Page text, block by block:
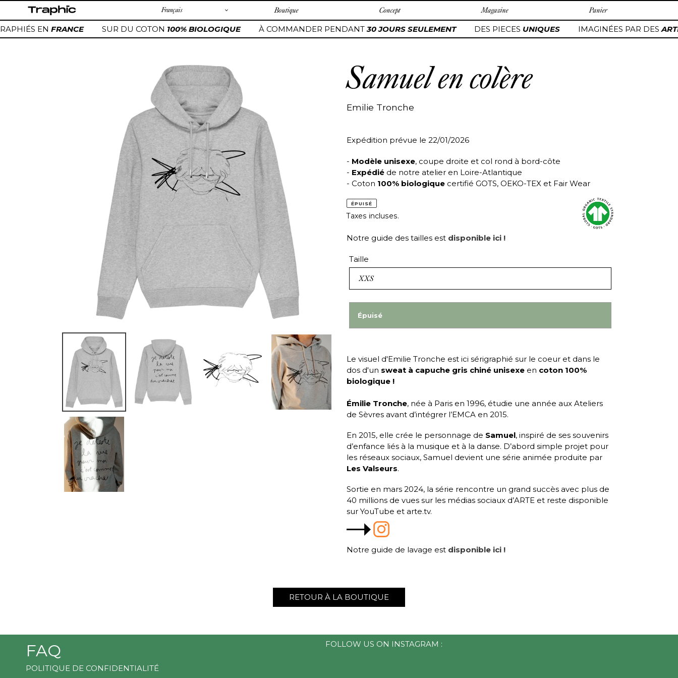
contenu
Boutique Concept Magazine Panier
ENFRANCE SUR DU COTON100% BIOLOGIQUE À COMMANDER PENDANT30 JOURS SEULEMENT DES PIECESUNIQUES IMAGINÉES PAR DES
Samuel en colère
Emilie Tronche
Expédition prévue le 22/01/2026
- Modèle unisexe, coupe droite et col rond à bord-côte
- Expédié de notre atelier en Loire-Atlantique
- Coton 100% biologique certifié GOTS, OEKO-TEX et Fair Wear
ÉPUISÉ
Taxes incluses.
Notre guide des tailles est disponible ici !
Taille
Épuisé
Le visuel d'Emilie Tronche est ici sérigraphié sur le coeur et dans le
dos d'un sweat à capuche gris chiné unisexe en coton 100%
biologique !
Émilie Tronche, née à Paris en 1996, étudie une année aux Ateliers
de Sèvres avant d’intégrer l’EMCA en 2015.
En 2015, elle crée le personnage de Samuel, inspiré de ses souvenirs
d’enfance liés à la musique et à la danse. D’abord simple projet pour
les réseaux sociaux, Samuel devient une série animée produite par
Les Valseurs.
Sortie en mars 2024, la série rencontre un grand succès avec plus de
40 millions de vues sur les médias sociaux d’ARTE et reste disponible
sur YouTube et arte.tv.
Notre guide de lavage est disponible ici !
RETOUR À LA BOUTIQUE
FAQ
POLITIQUE DE CONFIDENTIALITÉ